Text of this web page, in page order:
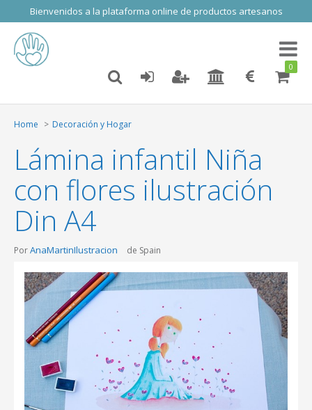
Bienvenidos a la plataforma online de productos artesanos
Toggle
0
Home Decoración y Hogar
Lámina infantil Niña
con flores ilustración
Din A4
PorAnaMartinIlustracion de Spain